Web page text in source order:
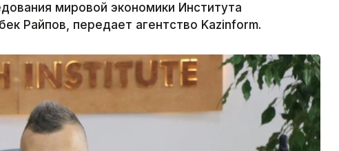
мировой экономики Института
Райпов, передает агентство Kazinform.